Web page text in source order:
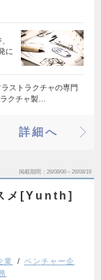
に
ストラクチャの専門
クチャ製…
詳細へ
掲載期間 26/08/06～26/08/19
メ[Yunth]
業
ベンチャー企